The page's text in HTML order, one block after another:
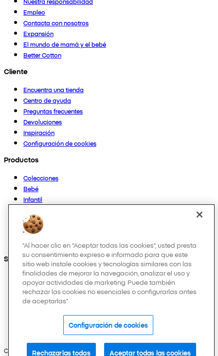
Empleo
Contacta con nosotros
Expansión
El mundo de mamá y el bebé
Better Cotton
Cliente
Encuentra una tienda
Centro de ayuda
Preguntas frecuentes
Devoluciones
Inspiración
Configuración de cookies
Productos
Colecciones
Bebé
Infantil
Mujer
Hombre
Otros
Síguenos en:
Copyright © 2026 Pepco. Todos los derechos reservados.
"Al hacer clic en “Aceptar todas las cookies”, usted presta
su consentimiento expreso e informado para que este
sitio web instale cookies y tecnologías similares con las
finalidades de mejorar la navegación, analizar el uso y
apoyar actividades de marketing. Puede también
rechazar las cookies no esenciales o configurarlas antes
de aceptarlas"
Configuración de cookies
Rechazarlas todas Aceptar todas las cookies